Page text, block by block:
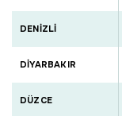
DENİZLİ
DİYARBAKIR
DÜZCE